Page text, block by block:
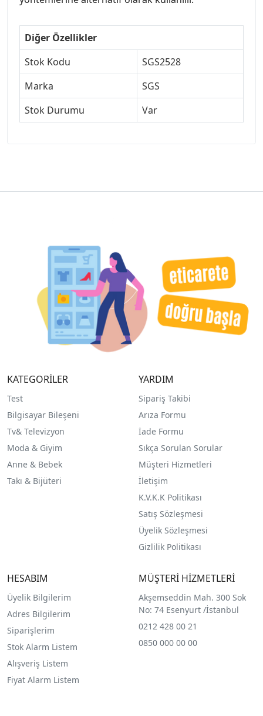
Diğer Özellikler
Stok Kodu
SGS2528
Marka
SGS
Stok Durumu
Var
KATEGORİLER
Test
Bilgisayar Bileşeni
Tv& Televizyon
Moda & Giyim
Anne & Bebek
Takı & Bijüteri
YARDIM
Sipariş Takibi
Arıza Formu
İade Formu
Sıkça Sorulan Sorular
Müşteri Hizmetleri
İletişim
K.V.K.K Politikası
Satış Sözleşmesi
Üyelik Sözleşmesi
Gizlilik Politikası
HESABIM
Üyelik Bilgilerim
Adres Bilgilerim
Siparişlerim
Stok Alarm Listem
Alışveriş Listem
Fiyat Alarm Listem
MÜŞTERİ HİZMETLERİ
Akşemseddin Mah. 300 Sok
No: 74 Esenyurt /İstanbul
0212 428 00 21
0850 000 00 00